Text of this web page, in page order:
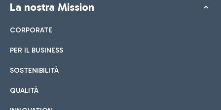
La nostra Mission
CORPORATE
PER IL BUSINESS
SOSTENIBILITÀ
QUALITÀ